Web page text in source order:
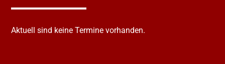
Aktuell sind keine Termine vorhanden.